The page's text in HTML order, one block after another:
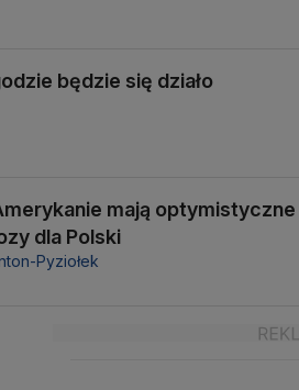
będzie się działo
mają optymistyczne
dla Polski
Pyziołek